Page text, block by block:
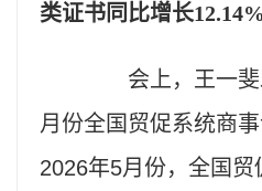
类证书同比增长12.14%
会上，王一斐
月份全国贸促系统商事
2026年5月份，全国贸